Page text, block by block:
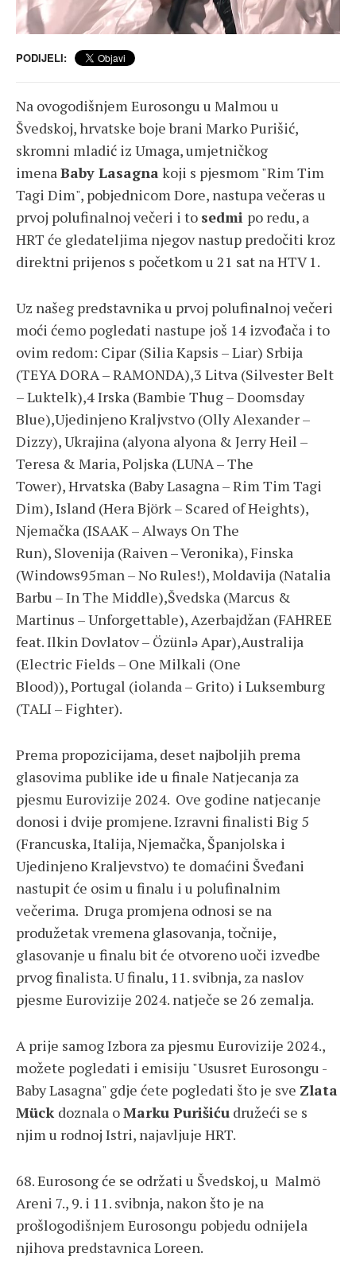
PODIJELI:
Na ovogodišnjem Eurosongu u Malmou u
Švedskoj, hrvatske boje brani Marko Purišić,
skromni mladić iz Umaga, umjetničkog
imenaBaby Lasagna koji s pjesmom "Rim Tim
Tagi Dim", pobjednicom Dore, nastupa večeras u
prvoj polufinalnoj večeri i to sedmi po redu, a
HRT će gledateljima njegov nastup predočiti kroz
direktni prijenos s početkom u 21 sat na HTV 1.
Uz našeg predstavnika u prvoj polufinalnoj večeri
moći ćemo pogledati nastupe još 14 izvođača i to
ovim redom: Cipar (Silia Kapsis – Liar) Srbija
(TEYA DORA – RAMONDA),3 Litva (Silvester Belt
– Luktelk),4 Irska (Bambie Thug – Doomsday
Blue),Ujedinjeno Kraljvstvo (Olly Alexander –
Dizzy), Ukrajina (alyona alyona & Jerry Heil –
Teresa & Maria, Poljska (LUNA – The
Tower), Hrvatska (Baby Lasagna – Rim Tim Tagi
Dim), Island (Hera Björk – Scared of Heights),
Njemačka (ISAAK – Always On The
Run), Slovenija (Raiven – Veronika), Finska
(Windows95man – No Rules!), Moldavija (Natalia
Barbu – In The Middle),Švedska (Marcus &
Martinus – Unforgettable), Azerbajdžan (FAHREE
feat. Ilkin Dovlatov – Özünlə Apar),Australija
(Electric Fields – One Milkali (One
Blood)), Portugal (iolanda – Grito) i Luksemburg
(TALI – Fighter).
Prema propozicijama, deset najboljih prema
glasovima publike ide u finale Natjecanja za
pjesmu Eurovizije 2024. Ove godine natjecanje
donosi i dvije promjene. Izravni finalisti Big 5
(Francuska, Italija, Njemačka, Španjolska i
Ujedinjeno Kraljevstvo) te domaćini Šveđani
nastupit će osim u finalu i u polufinalnim
večerima. Druga promjena odnosi se na
produžetak vremena glasovanja, točnije,
glasovanje u finalu bit će otvoreno uoči izvedbe
prvog finalista. U finalu, 11. svibnja, za naslov
pjesme Eurovizije 2024. natječe se 26 zemalja.
A prije samog Izbora za pjesmu Eurovizije 2024.,
možete pogledati i emisiju "Ususret Eurosongu -
Baby Lasagna" gdje ćete pogledati što je sve Zlata
Mück doznala oMarku Purišiću družeći se s
njim u rodnoj Istri, najavljuje HRT.
68. Eurosong će se održati u Švedskoj, u Malmö
Areni 7., 9. i 11. svibnja, nakon što je na
prošlogodišnjem Eurosongu pobjedu odnijela
njihova predstavnica Loreen.